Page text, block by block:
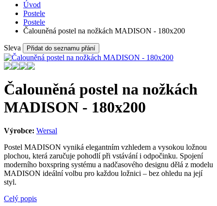
Úvod
Postele
Postele
Čalouněná postel na nožkách MADISON - 180x200
Sleva Přidat do seznamu přání
Čalouněná postel na nožkách
MADISON - 180x200
Výrobce: Wersal
Postel MADISON vyniká elegantním vzhledem a vysokou ložnou
plochou, která zaručuje pohodlí při vstávání i odpočinku. Spojení
moderního boxspring systému a nadčasového designu dělá z modelu
MADISON ideální volbu pro každou ložnici – bez ohledu na její
styl.
Celý popis